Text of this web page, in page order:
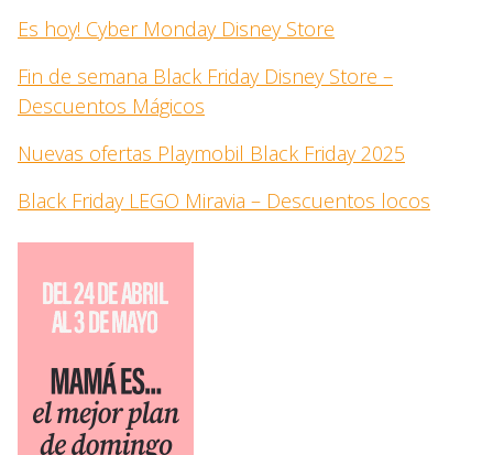
Es hoy! Cyber Monday Disney Store
Fin de semana Black Friday Disney Store –
Descuentos Mágicos
Nuevas ofertas Playmobil Black Friday 2025
Black Friday LEGO Miravia – Descuentos locos